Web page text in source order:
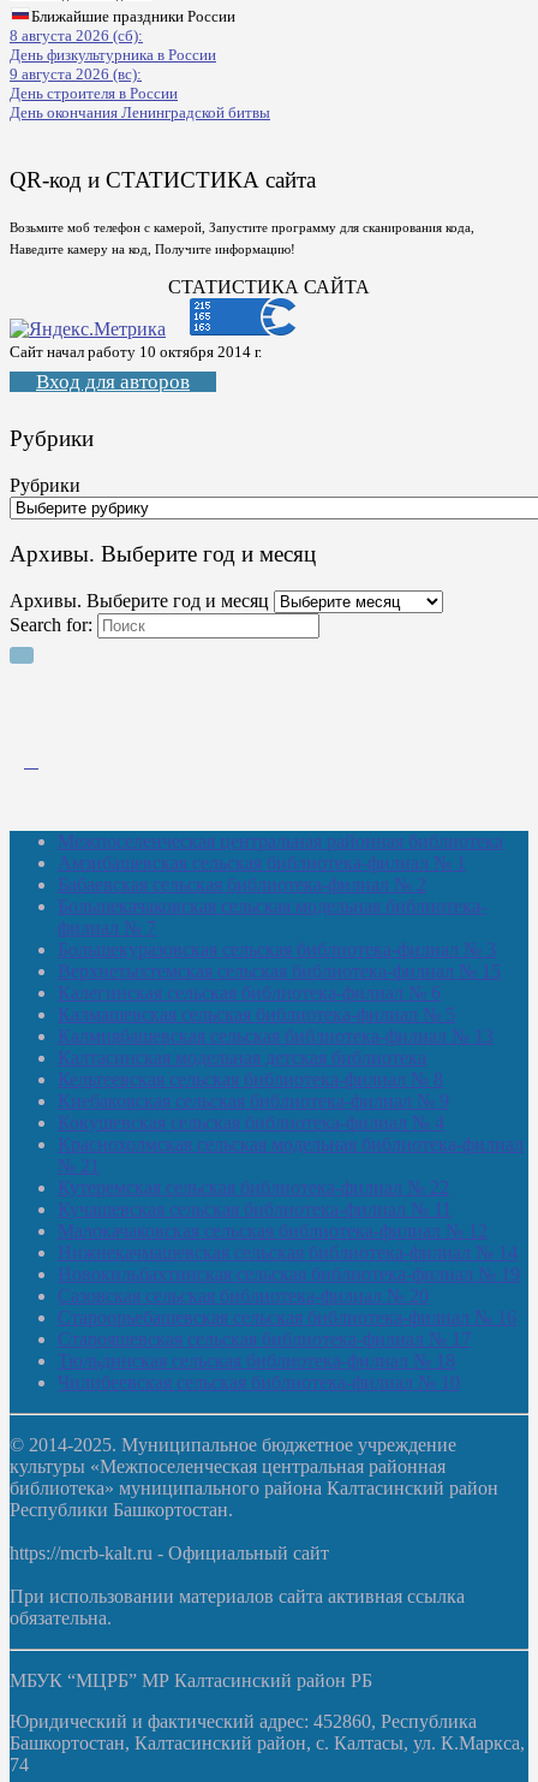
Ближайшие праздники России
8 августа 2026 (сб):
День физкультурника в России
9 августа 2026 (вс):
День строителя в России
День окончания Ленинградской битвы
QR-код и СТАТИСТИКА сайта
Возьмите моб телефон с камерой, Запустите программу для сканирования кода,
Наведите камеру на код, Получите информацию!
СТАТИСТИКА САЙТА
Сайт начал работу 10 октября 2014 г.
Вход для авторов
Рубрики
Рубрики
Архивы. Выберите год и месяц
Архивы. Выберите год и месяц
Search for:
Межпоселенческая центральная районная библиотека
Амзибашевская сельская библиотека-филиал № 1
Бабаевская сельская библиотека-филиал № 2
Большекачаковская сельская модельная библиотека-
филиал № 7
Большекуразовская сельская библиотека-филиал № 3
Верхнетыхтемская сельская библиотека-филиал № 15
Калегинская сельская библиотека-филиал № 6
Калмашевская сельская библиотека-филиал № 5
Калмиябашевская сельская библиотека-филиал № 13
Калтасинская модельная детская библиотека
Кельтеевская сельская библиотека-филиал № 8
Киебаковская сельская библиотека-филиал № 9
Кокушевская сельская библиотека-филиал № 4
Краснохолмская сельская модельная библиотека-филиал
№ 21
Кутеремская сельская библиотека-филиал № 22
Кучашевская сельская библиотека-филиал № 11
Малокачаковская сельская библиотека-филиал № 12
Нижнекачмашевская сельская библиотека-филиал № 14
Новокильбахтинская сельская библиотека-филиал № 19
Сазовская сельская библиотека-филиал № 20
Староорьебашевская сельская библиотека-филиал № 16
Старояшевская сельская библиотека-филиал № 17
Тюльдинская сельская библиотека-филиал № 18
Чилибеевская сельская библиотека-филиал № 10
© 2014-2025. Муниципальное бюджетное учреждение
культуры «Межпоселенческая центральная районная
библиотека» муниципального района Калтасинский район
Республики Башкортостан.
https://mcrb-kalt.ru - Официальный сайт
При использовании материалов сайта активная ссылка
обязательна.
МБУК “МЦРБ” МР Калтасинский район РБ
Юридический и фактический адрес: 452860, Республика
Башкортостан, Калтасинский район, с. Калтасы, ул. К.Маркса,
74